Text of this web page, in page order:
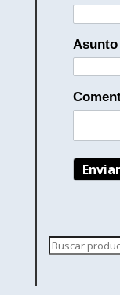
Asunto
Buscar